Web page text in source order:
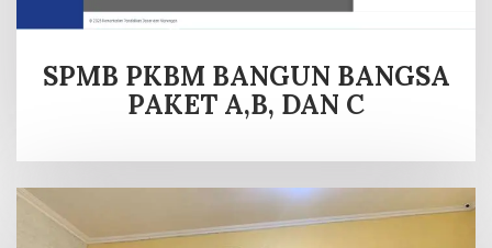
SPMB PKBM BANGUN BANGSA
PAKET A,B, DAN C